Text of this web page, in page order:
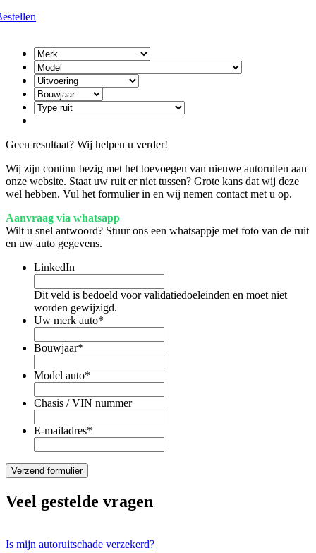
Geen resultaat? Wij helpen u verder!
Wij zijn continu bezig met het toevoegen van nieuwe autoruiten aan
onze website. Staat uw ruit er niet tussen? Grote kans dat wij deze
wel hebben. Vul het formulier in en wij nemen contact met u op.
Aanvraag via whatsapp
Wilt u snel antwoord? Stuur ons een whatsappje met foto van de ruit
en uw auto gegevens.
LinkedIn
Dit veld is bedoeld voor validatiedoeleinden en moet niet
worden gewijzigd.
Uw merk auto*
Bouwjaar*
Model auto*
Chasis / VIN nummer
E-mailadres*
Veel gestelde vragen
Is mijn autoruitschade verzekerd?